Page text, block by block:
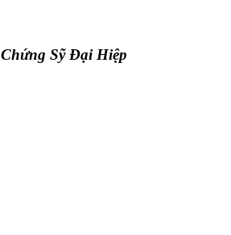
Chứng Sỹ Đại Hiệp